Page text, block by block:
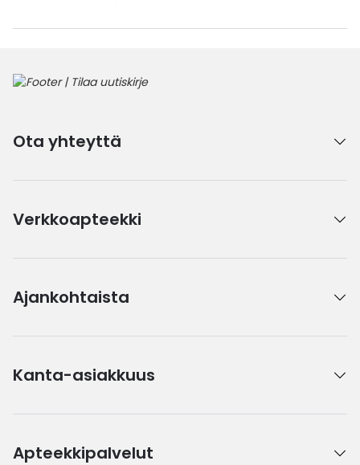
Ota yhteyttä
Verkkoapteekki
Ajankohtaista
Kanta-asiakkuus
Apteekkipalvelut